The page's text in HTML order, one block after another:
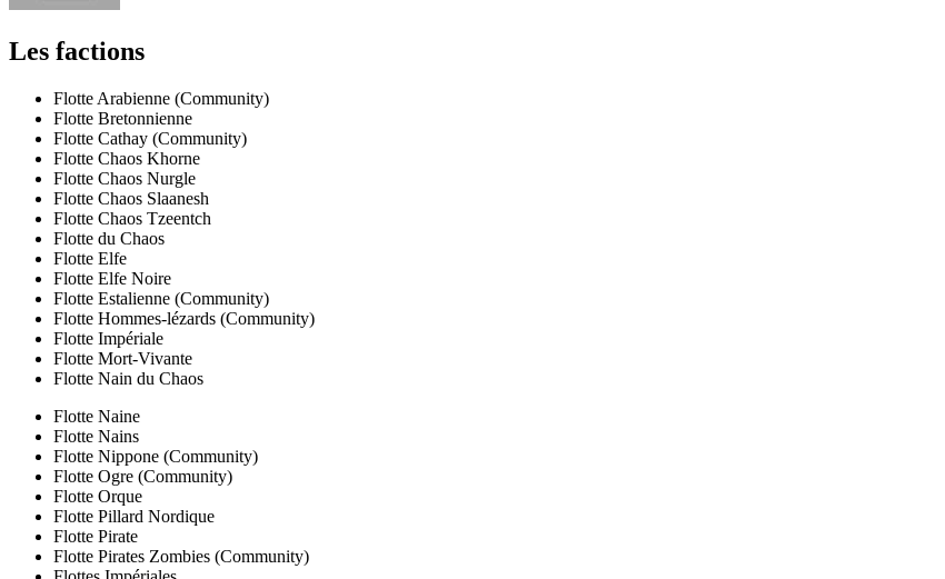
Les factions
Flotte Arabienne (Community)
Flotte Bretonnienne
Flotte Cathay (Community)
Flotte Chaos Khorne
Flotte Chaos Nurgle
Flotte Chaos Slaanesh
Flotte Chaos Tzeentch
Flotte du Chaos
Flotte Elfe
Flotte Elfe Noire
Flotte Estalienne (Community)
Flotte Hommes-lézards (Community)
Flotte Impériale
Flotte Mort-Vivante
Flotte Nain du Chaos
Flotte Naine
Flotte Nains
Flotte Nippone (Community)
Flotte Ogre (Community)
Flotte Orque
Flotte Pillard Nordique
Flotte Pirate
Flotte Pirates Zombies (Community)